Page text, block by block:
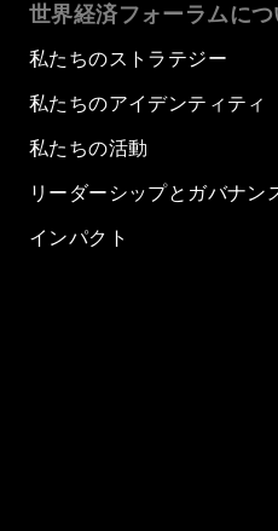
世界経済フォーラムにつ
私たちのストラテジー
私たちのアイデンティティ
私たちの活動
リーダーシップとガバナン
インパクト